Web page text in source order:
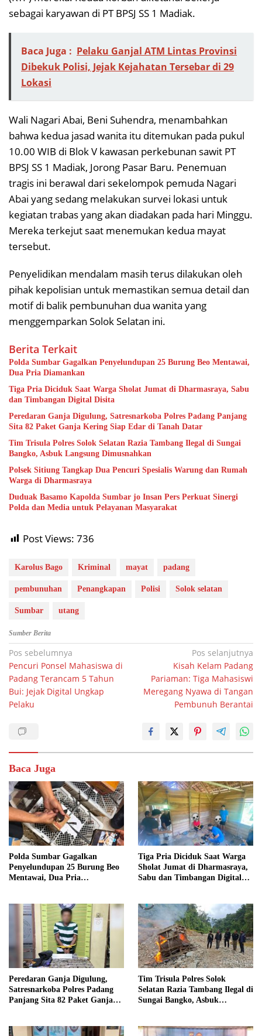
sebagai karyawan di PT BPSJ SS 1 Madiak.
Baca Juga : Pelaku Ganjal ATM Lintas Provinsi
Dibekuk Polisi, Jejak Kejahatan Tersebar di 29
Lokasi
Wali Nagari Abai, Beni Suhendra, menambahkan
bahwa kedua jasad wanita itu ditemukan pada pukul
10.00 WIB di Blok V kawasan perkebunan sawit PT
BPSJ SS 1 Madiak, Jorong Pasar Baru. Penemuan
tragis ini berawal dari sekelompok pemuda Nagari
Abai yang sedang melakukan survei lokasi untuk
kegiatan trabas yang akan diadakan pada hari Minggu.
Mereka terkejut saat menemukan kedua mayat
tersebut.
Penyelidikan mendalam masih terus dilakukan oleh
pihak kepolisian untuk memastikan semua detail dan
motif di balik pembunuhan dua wanita yang
menggemparkan Solok Selatan ini.
Berita Terkait
Polda Sumbar Gagalkan Penyelundupan 25 Burung Beo Mentawai,
Dua Pria Diamankan
Tiga Pria Diciduk Saat Warga Sholat Jumat di Dharmasraya, Sabu
dan Timbangan Digital Disita
Peredaran Ganja Digulung, Satresnarkoba Polres Padang Panjang
Sita 82 Paket Ganja Kering Siap Edar di Tanah Datar
Tim Trisula Polres Solok Selatan Razia Tambang Ilegal di Sungai
Bangko, Asbuk Langsung Dimusnahkan
Polsek Sitiung Tangkap Dua Pencuri Spesialis Warung dan Rumah
Warga di Dharmasraya
Duduak Basamo Kapolda Sumbar jo Insan Pers Perkuat Sinergi
Polda dan Media untuk Pelayanan Masyarakat
Post Views: 736
Karolus Bago Kriminal mayat padang
pembunuhan Penangkapan Polisi Solok selatan
Sumbar utang
Sumber Berita
Navigasi
pos
Pos sebelumnya
Pencuri Ponsel Mahasiswa di
Padang Terancam 5 Tahun
Bui: Jejak Digital Ungkap
Pelaku
Pos selanjutnya
Kisah Kelam Padang
Pariaman: Tiga Mahasiswi
Meregang Nyawa di Tangan
Pembunuh Berantai
Baca Juga
Polda Sumbar Gagalkan
Penyelundupan 25 Burung Beo
Mentawai, Dua Pria
Tiga Pria Diciduk Saat Warga
Sholat Jumat di Dharmasraya,
Sabu dan Timbangan Digital
Peredaran Ganja Digulung,
Satresnarkoba Polres Padang
Panjang Sita 82 Paket Ganja
Tim Trisula Polres Solok
Selatan Razia Tambang Ilegal di
Sungai Bangko, Asbuk